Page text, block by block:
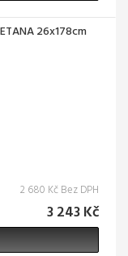
26x178cm
2 680 Kč Bez DPH
3 243 Kč